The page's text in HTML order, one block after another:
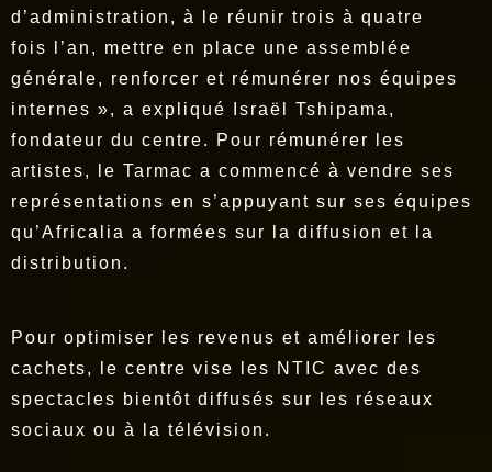
d’administration, à le réunir trois à quatre
fois l’an, mettre en place une assemblée
générale, renforcer et rémunérer nos équipes
internes », a expliqué Israël Tshipama,
fondateur du centre. Pour rémunérer les
artistes, le Tarmac a commencé à vendre ses
représentations en s’appuyant sur ses équipes
qu’Africalia a formées sur la diffusion et la
distribution.
Pour optimiser les revenus et améliorer les
cachets, le centre vise les NTIC avec des
spectacles bientôt diffusés sur les réseaux
sociaux ou à la télévision.